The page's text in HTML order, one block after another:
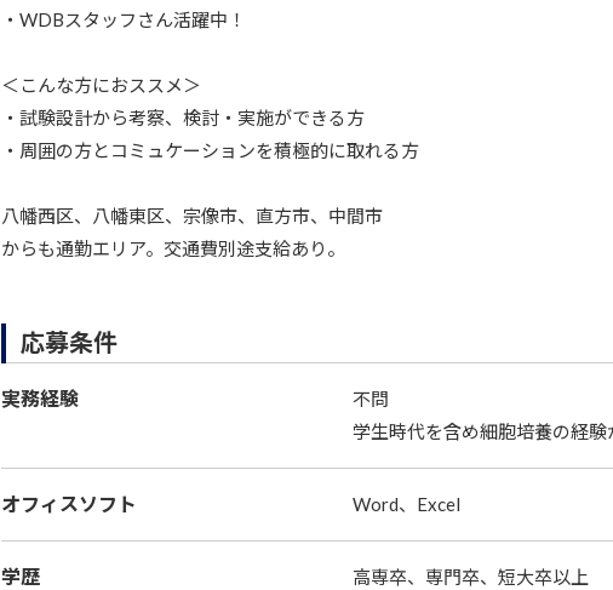
・WDBスタッフさん活躍中！
＜こんな方におススメ＞
・試験設計から考察、検討・実施ができる方
・周囲の方とコミュケーションを積極的に取れる方
八幡西区、八幡東区、宗像市、直方市、中間市
からも通勤エリア。交通費別途支給あり。
応募条件
実務経験
不問
学生時代を含め細胞培養の経験
オフィスソフト Word、Excel
学歴 高専卒、専門卒、短大卒以上